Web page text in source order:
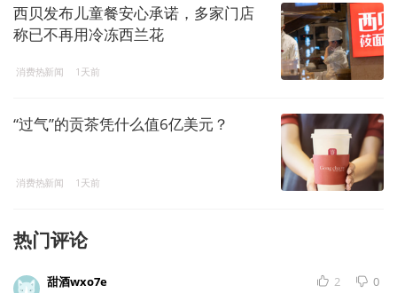
西贝发布儿童餐安心承诺，多家门店
称已不再用冷冻西兰花
消费热新闻 1天前
“过气”的贡茶凭什么值6亿美元？
消费热新闻 1天前
热门评论
甜酒wxo7e 2 0